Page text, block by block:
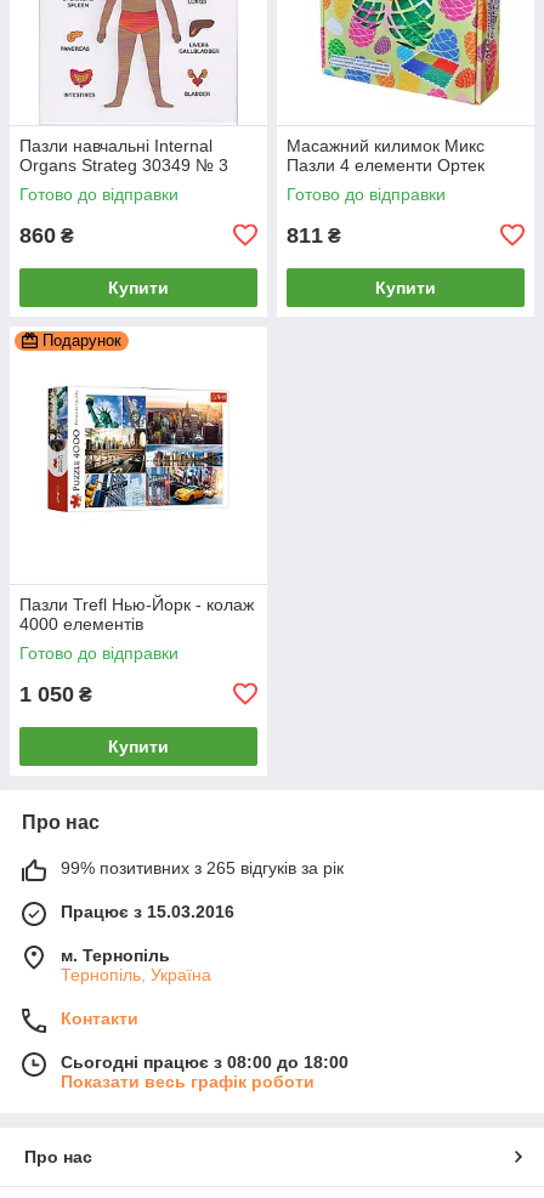
Пазли навчальні Internal
Organs Strateg 30349 № 3
Готово до відправки
860 ₴
Купити
Масажний килимок Микс
Пазли 4 елементи Ортек
Готово до відправки
811 ₴
Купити
Подарунок
Пазли Trefl Нью-Йорк - колаж
4000 елементів
Готово до відправки
1 050 ₴
Купити
Про нас
99% позитивних з 265 відгуків за рік
Працює з 15.03.2016
м. Тернопіль
Тернопіль, Україна
Контакти
Сьогодні працює з 08:00 до 18:00
Показати весь графік роботи
Про нас